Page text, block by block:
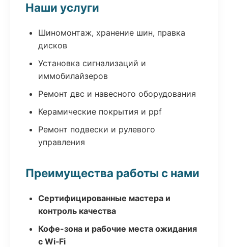
Наши услуги
Шиномонтаж, хранение шин, правка
дисков
Установка сигнализаций и
иммобилайзеров
Ремонт двс и навесного оборудования
Керамические покрытия и ppf
Ремонт подвески и рулевого
управления
Преимущества работы с нами
Сертифицированные мастера и
контроль качества
Кофе-зона и рабочие места ожидания
с Wi‑Fi